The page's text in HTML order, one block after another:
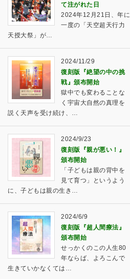
て注がれた日
2024年12月21日、年に
一度の「天空超天行力
天授大祭」が…
2024/11/29
復刻版『絶望の中の挑
戦』頒布開始
獄中でも変わることな
く宇宙大自然の真理を
説く天声を受け続け、…
2024/9/23
復刻版『親が悪い！』
頒布開始
「子どもは親の背中を
見て育つ」というよう
に、子どもは親の生き…
2024/6/9
復刻版『超人間療法』
頒布開始
せっかくのこの人生80
年ならば、よろこんで
生きていかなくては…